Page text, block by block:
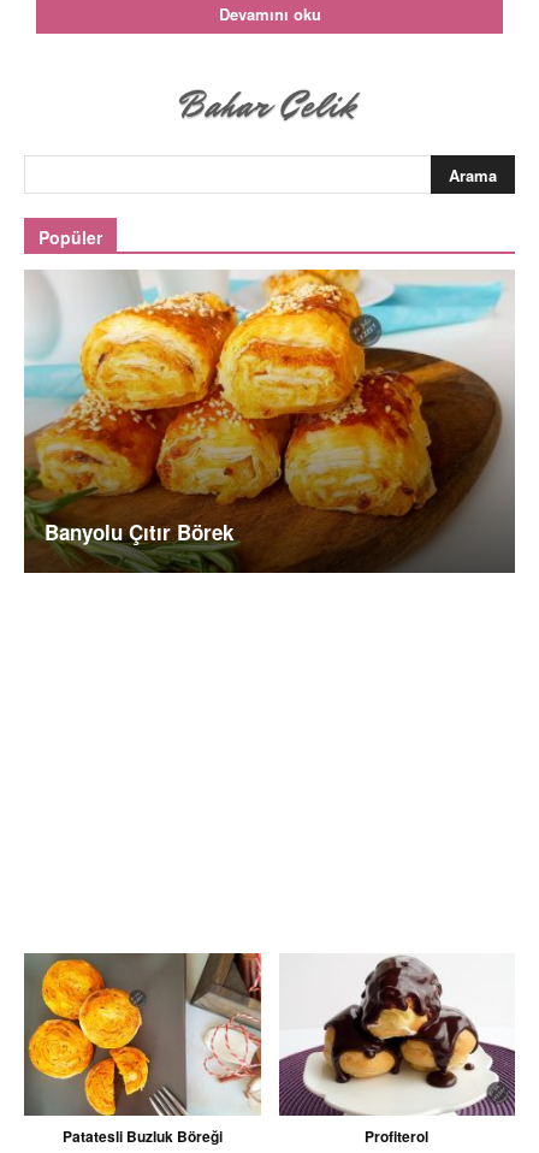
Devamını oku
Popüler
Banyolu Çıtır Börek
Patatesli Buzluk Böreği Profiterol